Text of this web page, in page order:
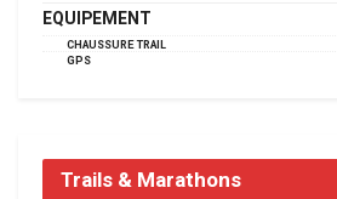
EQUIPEMENT
CHAUSSURE TRAIL
GPS
Trails & Marathons